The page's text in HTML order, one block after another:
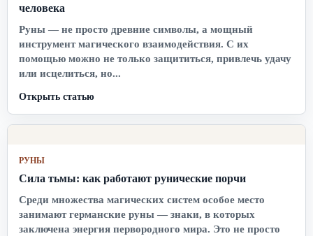
человека
Руны — не просто древние символы, а мощный
инструмент магического взаимодействия. С их
помощью можно не только защититься, привлечь удачу
или исцелиться, но...
Открыть статью
РУНЫ
Сила тьмы: как работают рунические порчи
Среди множества магических систем особое место
занимают германские руны — знаки, в которых
заключена энергия первородного мира. Это не просто